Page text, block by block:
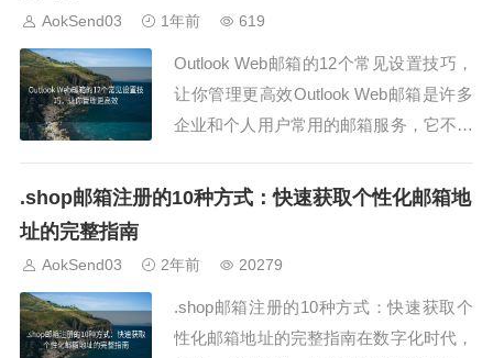
AokSend03 1年前 619
Outlook Web邮箱的12个常见设置技巧，
让你管理更高效Outlook Web邮箱是许多
企业和个人用户常用的邮箱服务，它不仅
你希望更加高效地管理Outlook Web邮
AokSend，...
.shop邮箱注册的10种方式：快速获取个性化邮箱地
址的完整指南
AokSend03 2年前 20279
.shop邮箱注册的10种方式：快速获取个
性化邮箱地址的完整指南在数字化时代，